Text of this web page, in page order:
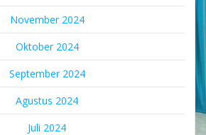
November 2024
Oktober 2024
September 2024
Agustus 2024
Juli 2024